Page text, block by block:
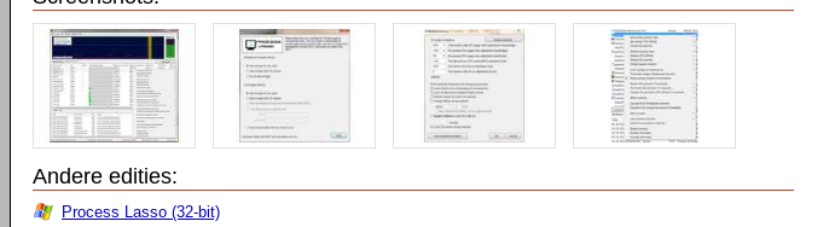
Andere edities:
Process Lasso (32-bit)